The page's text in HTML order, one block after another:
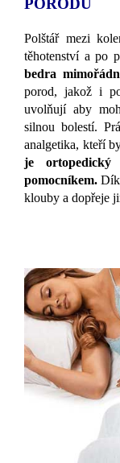
Polštář mezi
těhotenství a po
bedra
porod, jakož i
uvolňují aby
silnou bolestí.
analgetika, kteří
je ortopedický
pomocníkem.
klouby a dopřeje